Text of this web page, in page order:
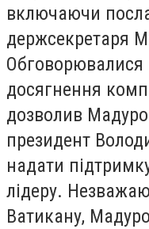
включаючи
держсекретаря
досягнення
дозволив Мадуро
президент
надати
лідеру.
Ватикану,